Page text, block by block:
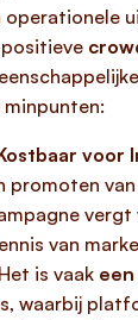
operationele
voor
promoten
vergt
van
is vaak
waarbij